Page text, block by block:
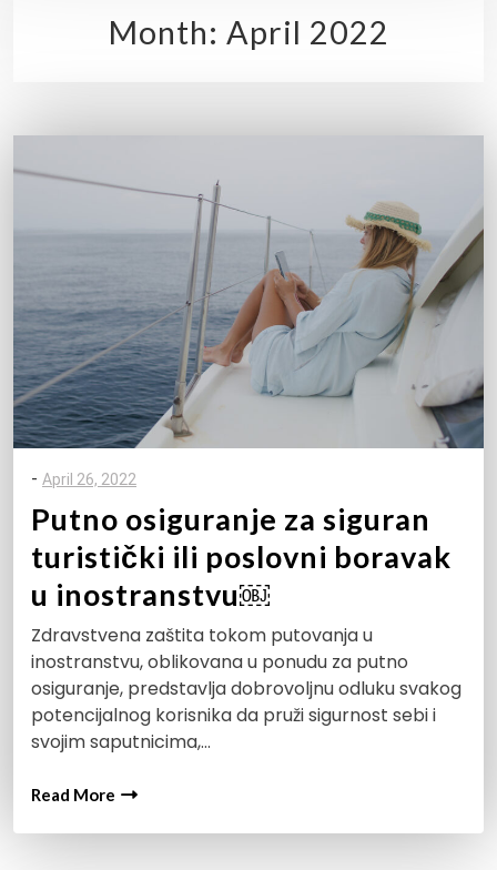
Month: April 2022
- April 26, 2022
Putno osiguranje za siguran
turistički ili poslovni boravak
u inostranstvu￼
Zdravstvena zaštita tokom putovanja u
inostranstvu, oblikovana u ponudu za putno
osiguranje, predstavlja dobrovoljnu odluku svakog
potencijalnog korisnika da pruži sigurnost sebi i
svojim saputnicima,…
Read More